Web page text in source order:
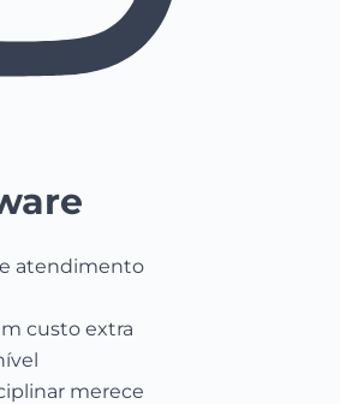
e atendimento
custo extra
merece